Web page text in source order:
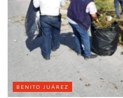
BENITO JUÁREZ